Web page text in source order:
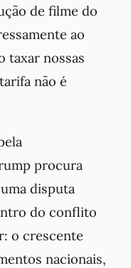
de filme do
ao
taxar nossas
não é
procura
disputa
do conflito
o crescente
nacionais,